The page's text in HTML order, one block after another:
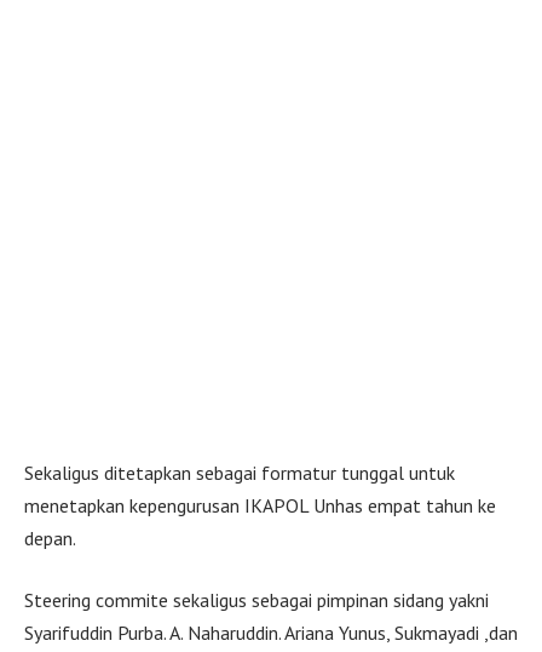
Sekaligus ditetapkan sebagai formatur tunggal untuk
menetapkan kepengurusan IKAPOL Unhas empat tahun ke
depan.
Steering commite sekaligus sebagai pimpinan sidang yakni
Syarifuddin Purba. A. Naharuddin. Ariana Yunus, Sukmayadi ,dan